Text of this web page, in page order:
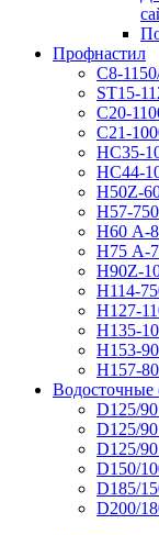
Профнастил
С8-
ST15-
С20-
С21-
НС35-
НС44-
Н50Z-
Н57-
Н60 А-
Н75 А-
Н90Z-
Н114-
Н127-
Н135-
Н153-
Н157-
Водосточные
D125/
D125/
D125/
D150/
D185/
D200/